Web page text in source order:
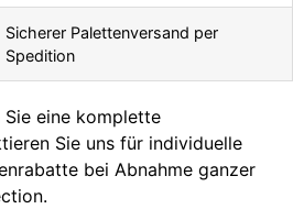
Sicherer Palettenversand per
Spedition
Sie eine komplette
Sie uns für individuelle
bei Abnahme ganzer